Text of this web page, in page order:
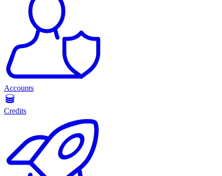
Accounts
Credits